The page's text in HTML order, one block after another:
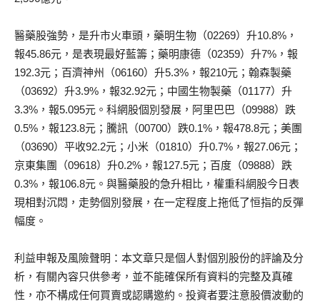
醫藥股強勢，是升市火車頭，藥明生物（02269）升10.8%，
報45.86元，是表現最好藍籌；藥明康德（02359）升7%，報
192.3元；百濟神州（06160）升5.3%，報210元；翰森製藥
（03692）升3.9%，報32.92元；中國生物製藥（01177）升
3.3%，報5.095元。科網股個別發展，阿里巴巴（09988）跌
0.5%，報123.8元；騰訊（00700）跌0.1%，報478.8元；美團
（03690）平收92.2元；小米（01810）升0.7%，報27.06元；
京東集團（09618）升0.2%，報127.5元；百度（09888）跌
0.3%，報106.8元。與醫藥股的急升相比，權重科網股今日表
現相對沉悶，走勢個別發展，在一定程度上拖低了恒指的反彈
幅度。
利益申報及風險聲明：本文章只是個人對個別股份的評論及分
析，有關內容只供參考，並不能確保所有資料的完整及真確
性，亦不構成任何買賣或認購邀約。投資者要注意股價波動的